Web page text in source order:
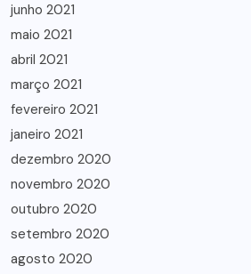
junho 2021
maio 2021
abril 2021
março 2021
fevereiro 2021
janeiro 2021
dezembro 2020
novembro 2020
outubro 2020
setembro 2020
agosto 2020